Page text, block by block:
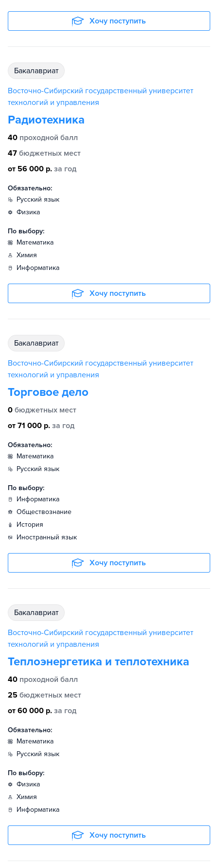
Хочу поступить
бакалавриат
Восточно-Сибирский государственный университет
технологий и управления
Радиотехника
40 проходной балл
47 бюджетных мест
от 56 000 р. за год
Обязательно:
русский язык
физика
По выбору:
математика
химия
информатика
Хочу поступить
бакалавриат
Восточно-Сибирский государственный университет
технологий и управления
Торговое дело
0 бюджетных мест
от 71 000 р. за год
Обязательно:
математика
русский язык
По выбору:
информатика
обществознание
история
иностранный язык
Хочу поступить
бакалавриат
Восточно-Сибирский государственный университет
технологий и управления
Теплоэнергетика и теплотехника
40 проходной балл
25 бюджетных мест
от 60 000 р. за год
Обязательно:
математика
русский язык
По выбору:
физика
химия
информатика
Хочу поступить